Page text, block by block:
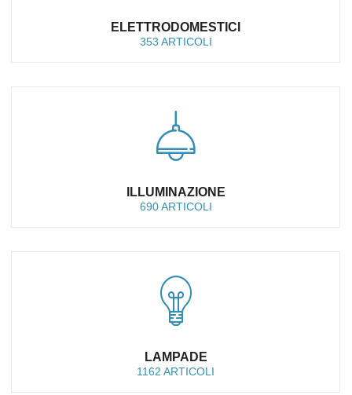
ELETTRODOMESTICI
353 ARTICOLI
ILLUMINAZIONE
690 ARTICOLI
LAMPADE
1162 ARTICOLI